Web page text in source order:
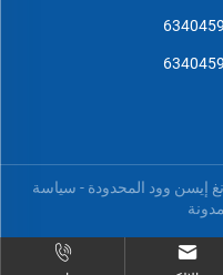
إيسن وود المحدودة - سياسة